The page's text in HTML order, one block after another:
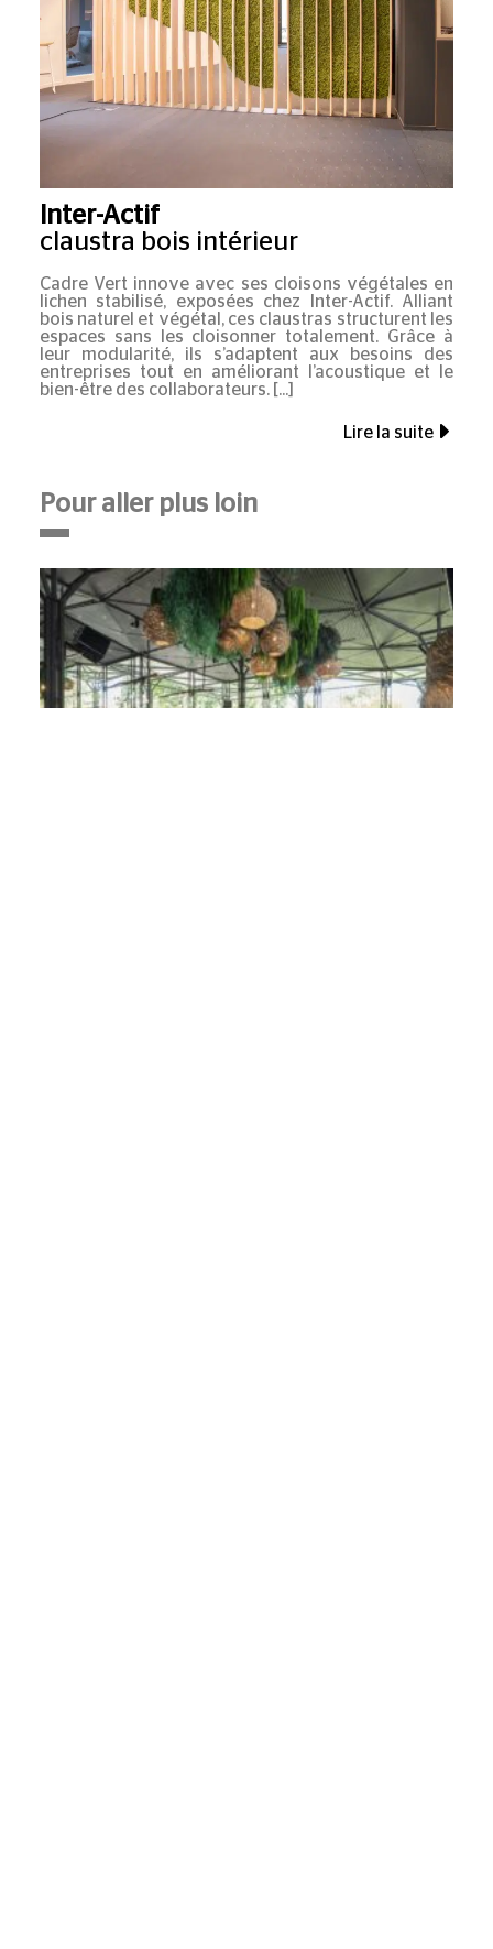
Inter-Actif
claustra bois intérieur
Cadre Vert innove avec ses cloisons végétales en
lichen stabilisé, exposées chez Inter-Actif. Alliant
bois naturel et végétal, ces claustras structurent les
espaces sans les cloisonner totalement. Grâce à
leur modularité, ils s’adaptent aux besoins des
entreprises tout en améliorant l’acoustique et le
bien-être des collaborateurs.
Lire la suite
Pour aller plus loin